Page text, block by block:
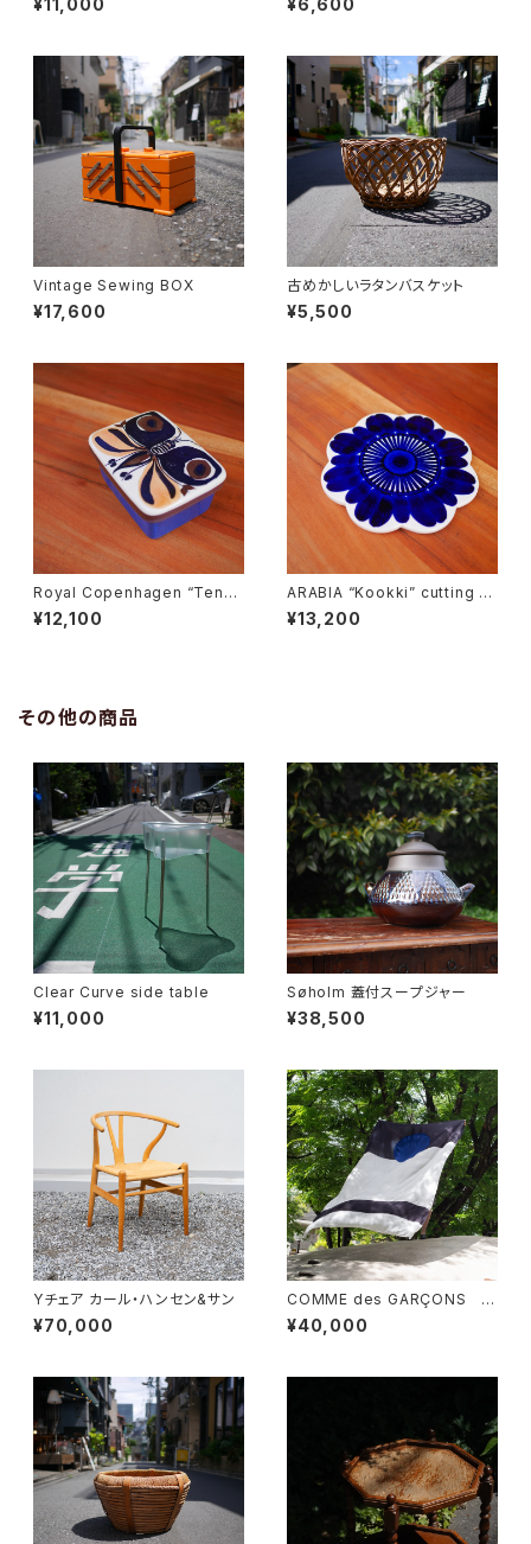
¥11,000 ¥6,600
Vintage Sewing BOX
¥17,600
古めかしいラタンバスケット
¥5,500
Royal Copenhagen “Tener
a” Butter Case
¥12,100
ARABIA “Kookki” cutting b
oard
¥13,200
その他の商品
Clear Curve side table
¥11,000
Søholm 蓋付スープジャー
¥38,500
Yチェア カール・ハンセン&サン
¥70,000
COMME des GARÇONS 一
枚布
¥40,000